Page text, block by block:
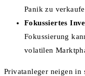
Panik zu
Fokussiertes
Fokussierung
volatilen
Privatanleger neigen in